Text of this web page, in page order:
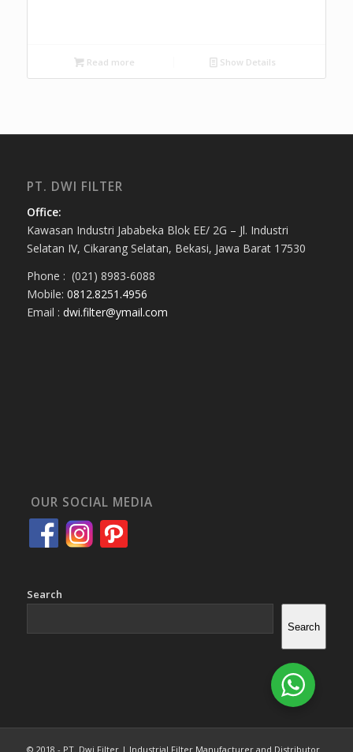
Read more Show Details
PT. DWI FILTER
Office:
Kawasan Industri Jababeka Blok EE/ 2G – Jl. Industri
Selatan IV, Cikarang Selatan, Bekasi, Jawa Barat 17530
Phone : (021) 8983-6088
Mobile: 0812.8251.4956
Email : dwi.filter@ymail.com
OUR SOCIAL MEDIA
Search
Search
© 2018 - PT. Dwi Filter | Industrial Filter Manufacturer and Distributor